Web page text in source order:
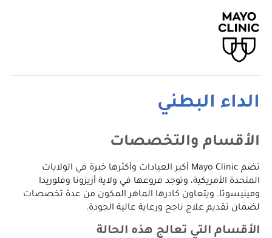
الداء البطني
الأقسام والتخصصات
تضم Mayo Clinic أكبر العيادات وأكثرها خبرة في الولايات
المتحدة الأمريكية، وتوجد فروعها في ولاية أريزونا وفلوريدا
ومينيسوتا. ويتعاون كادرها الماهر المكون من عدة تخصصات
لضمان تقديم علاج ناجح ورعاية عالية الجودة.
الأقسام التي تعالج هذه الحالة